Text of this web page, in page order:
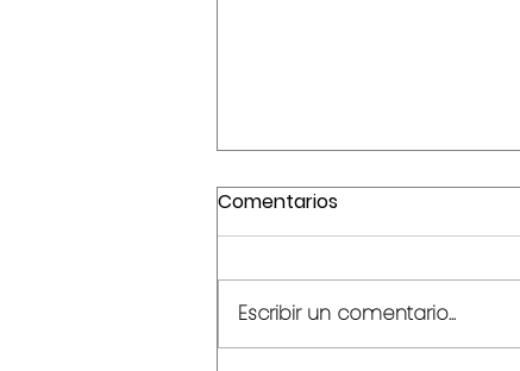
Comentarios
Escribir un comentario...